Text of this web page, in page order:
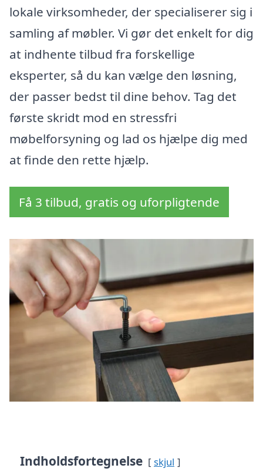
lokale virksomheder, der specialiserer sig i
samling af møbler. Vi gør det enkelt for dig
at indhente tilbud fra forskellige
eksperter, så du kan vælge den løsning,
der passer bedst til dine behov. Tag det
første skridt mod en stressfri
møbelforsyning og lad os hjælpe dig med
at finde den rette hjælp.
Få 3 tilbud, gratis og uforpligtende
Indholdsfortegnelse skjul